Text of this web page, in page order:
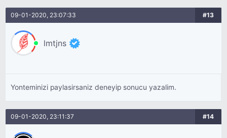
09-01-2020, 23:07:33 #13
lmtjns
Yonteminizi paylasirsaniz deneyip sonucu yazalim.
09-01-2020, 23:11:37 #14